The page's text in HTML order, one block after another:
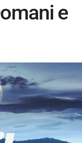
e